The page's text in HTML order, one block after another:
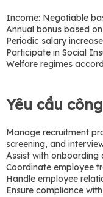
Income: Negotiable
Annual bonus based
Periodic salary
Participate in Social
Welfare regimes
Yêu cầu
Manage recruitment
screening, and
Assist with onboarding
Coordinate employee
Handle employee
Ensure compliance